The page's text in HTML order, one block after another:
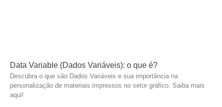
Data Variable (Dados Variáveis): o que é?
Descubra o que são Dados Variáveis e sua importância na
personalização de materiais impressos no setor gráfico. Saiba mais
aqui!